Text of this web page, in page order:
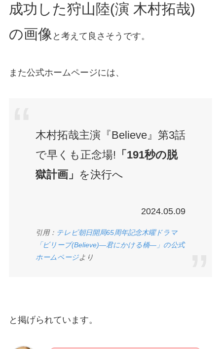
成功した狩山陸(演 木村拓哉)
の画像 と考えて良さそうです。
また公式ホームページには、
木村拓哉主演『Believe』第3話
で早くも正念場! 「191秒の脱
獄計画」 を決行へ
2024.05.09
引用： テレビ朝日開局65周年記念木曜ドラマ
「ビリーブ(Believe)―君にかける橋―」の公式
ホームページより
と掲げられています。